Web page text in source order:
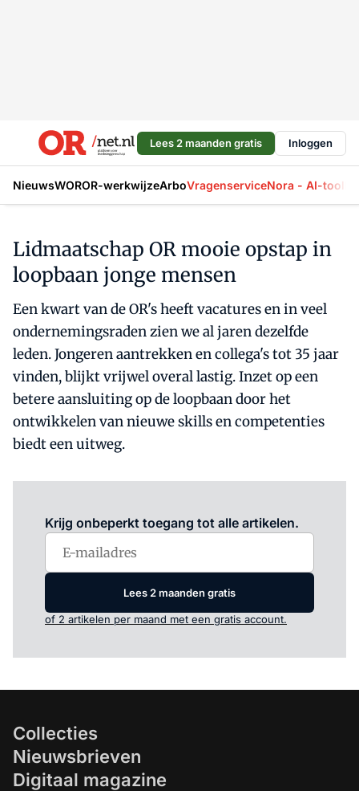
Lees 2 maanden gratis Inloggen
NieuwsWOROR-werkwijzeArboVragenserviceNora - AI-tool
Lidmaatschap OR mooie opstap in
loopbaan jonge mensen
Een kwart van de OR's heeft vacatures en in veel
ondernemingsraden zien we al jaren dezelfde
leden. Jongeren aantrekken en collega's tot 35 jaar
vinden, blijkt vrijwel overal lastig. Inzet op een
betere aansluiting op de loopbaan door het
ontwikkelen van nieuwe skills en competenties
biedt een uitweg.
Krijg onbeperkt toegang tot alle artikelen.
Lees 2 maanden gratis
of 2 artikelen per maand met een gratis account.
Collecties
Nieuwsbrieven
Digitaal magazine